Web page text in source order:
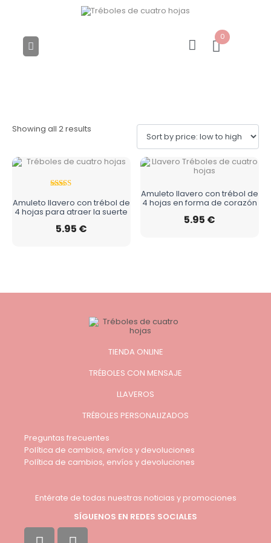
0
Showing all 2 results
5.00
out of 5
Amuleto llavero con trébol de
4 hojas para atraer la suerte
5.95 €
Amuleto llavero con trébol de
4 hojas en forma de corazón
5.95 €
TIENDA ONLINE
TRÉBOLES CON MENSAJE
LLAVEROS
TRÉBOLES PERSONALIZADOS
Preguntas frecuentes
Política de cambios, envíos y devoluciones
Política de cambios, envíos y devoluciones
Entérate de todas nuestras noticias y promociones
SÍGUENOS EN REDES SOCIALES